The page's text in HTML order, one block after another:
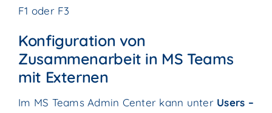
F1 oder F3
Konfiguration von
Zusammenarbeit in MS Teams
mit Externen
Im MS Teams Admin Center kann unter Users –